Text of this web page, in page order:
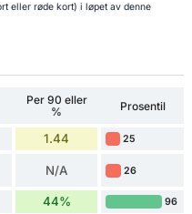
eller røde kort) i løpet av denne
Per 90 eller
%
Prosentil
1.44 25
N/A 26
44% 96